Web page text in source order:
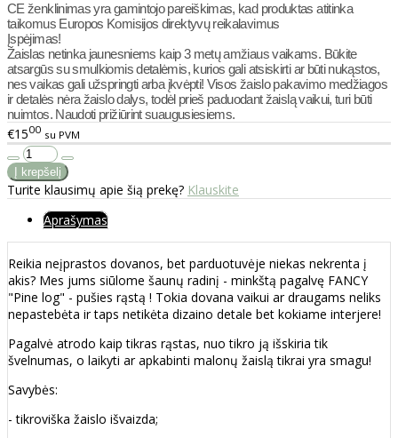
CE ženklinimas yra gamintojo pareiškimas, kad produktas atitinka
taikomus Europos Komisijos direktyvų reikalavimus
Įspėjimas!
Žaislas netinka jaunesniems kaip 3 metų amžiaus vaikams. Būkite
atsargūs su smulkiomis detalėmis, kurios gali atsiskirti ar būti nukąstos,
nes vaikas gali užspringti arba įkvėpti! Visos žaislо pakavimo medžiagos
ir detalės nėra žaislo dalys, todėl prieš paduodant žaislą vaikui, turi būti
nuimtos. Naudoti prižiūrint suaugusiesiems.
€1500 su PVM
Turite klausimų apie šią prekę? Klauskite
Aprašymas
Reikia neįprastos dovanos, bet parduotuvėje niekas nekrenta į
akis? Mes jums siūlome šaunų radinį - minkštą pagalvę FANCY
"Pine log" - pušies rąstą ! Tokia dovana vaikui ar draugams neliks
nepastebėta ir taps netikėta dizaino detale bet kokiame interjere!
Pagalvė atrodo kaip tikras rąstas, nuo tikro ją išskiria tik
švelnumas, o laikyti ar apkabinti malonų žaislą tikrai yra smagu!
Savybės:
- tikroviška žaislo išvaizda;